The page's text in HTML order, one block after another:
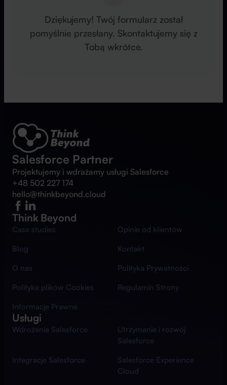
Dziękujemy! Twój formularz został
pomyślnie przesłany. Skontaktujemy się z
Tobą wkrótce.
Salesforce Partner
Projektujemy i wdrażamy usługi Salesforce
+48 502 227 174
hello@thinkbeyond.cloud
Think Beyond
Case studies
Opinie od klientów
Blog
Kontakt
O nas
Polityka Prywatności
Polityka plików Cookies
Regulamin Strony
Informacje Prawne
Usługi
Wdrożenia Salesforce
Utrzymanie i rozwój
Salesforce
Integracje Salesforce
Salesforce Experience
Cloud